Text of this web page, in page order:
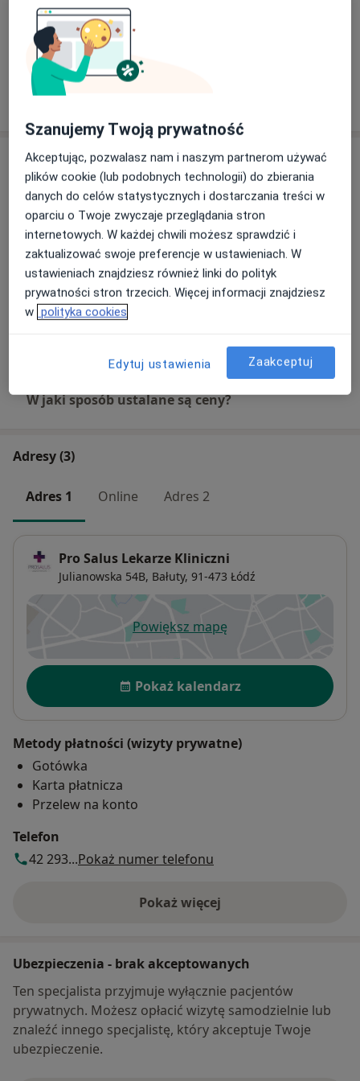
W swojej praktyce klinicznej koncentruje się na
diagnostyce zaburzeń tolerancji węglowodanów (stan
przedcukrzycowy) i leczeniu cukrzycy typu 1, cukrzycy
typu 2, innych określonych typów cukrzycy oraz
cukrzycy ciążowej.
Zobacz galerię (10)
Usługi i ceny
Konsultacja diabetologiczna
Od 300 zł Szczegóły
Farmakologiczne leczenie otyłości
300 zł Szczegóły
Konsultacja online
W jaki sposób ustalane są ceny?
Adresy (3)
Adres 1 Online Adres 2
Pro Salus Lekarze Kliniczni
Julianowska 54B, Bałuty, 91-473 Łódź
Powiększ mapęotwiera się w nowej karcie
Dostępność
Pokaż kalendarz
Metody płatności (wizyty prywatne)
Gotówka
Karta płatnicza
Przelew na konto
Telefon
42 293...Pokaż numer telefonu
Pokaż więcej
o adresie
Ubezpieczenia - brak akceptowanych
Ten specjalista przyjmuje wyłącznie pacjentów
prywatnych. Możesz opłacić wizytę samodzielnie lub
znaleźć innego specjalistę, który akceptuje Twoje
ubezpieczenie.
Szanujemy Twoją prywatność
Akceptując, pozwalasz nam i naszym partnerom używać
plików cookie (lub podobnych technologii) do zbierania
danych do celów statystycznych i dostarczania treści w
oparciu o Twoje zwyczaje przeglądania stron
internetowych. W każdej chwili możesz sprawdzić i
zaktualizować swoje preferencje w ustawieniach. W
ustawieniach znajdziesz również linki do polityk
prywatności stron trzecich. Więcej informacji znajdziesz
w polityka cookies
Edytuj ustawienia Zaakceptuj